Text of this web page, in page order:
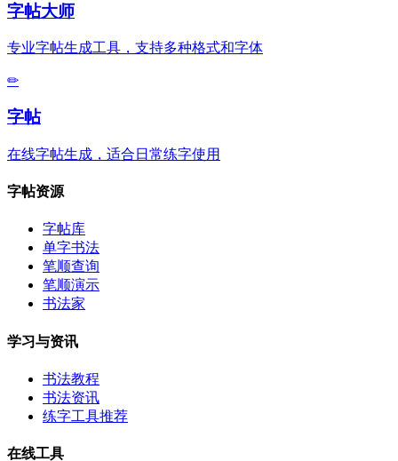
字帖大师
专业字帖生成工具，支持多种格式和字体
✏
字帖
在线字帖生成，适合日常练字使用
字帖资源
字帖库
单字书法
笔顺查询
笔顺演示
书法家
学习与资讯
书法教程
书法资讯
练字工具推荐
在线工具